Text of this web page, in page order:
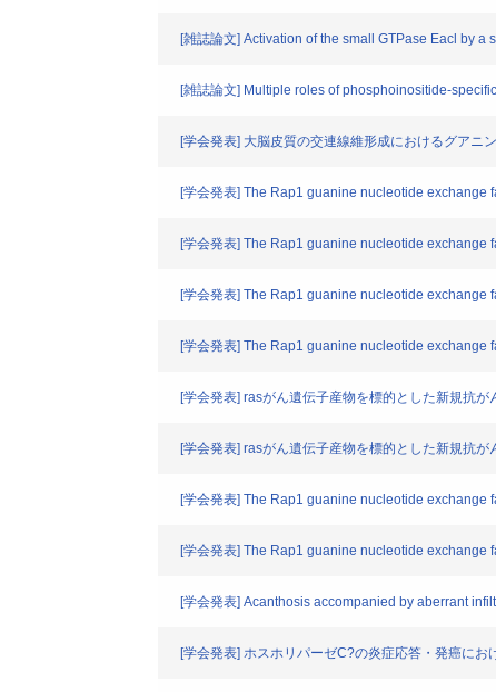
[雑誌論文] Activation of the small GTPase Eacl by
[雑誌論文] Multiple roles of phosphoinositide-
[学会発表] 大脳皮質の交連線維形成におけるグアニ
[学会発表] The Rap1 guanine nucleotide
[学会発表] The Rap1 guanine nucleotide
[学会発表] The Rap1 guanine nucleotide exchange
[学会発表] The Rap1 guanine nucleotide exchange
[学会発表] rasがん遺伝子産物を標的とした新規抗が
[学会発表] rasがん遺伝子産物を標的とした新規抗が
[学会発表] The Rap1 guanine nucleotide exchange
[学会発表] The Rap1 guanine nucleotide exchange
[学会発表] Acanthosis accompanied by aberrant
[学会発表] ホスホリパーゼC?の炎症応答・発癌に